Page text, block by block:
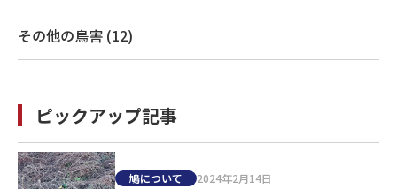
その他の鳥害 (12)
ピックアップ記事
鳩について 2024年2月14日